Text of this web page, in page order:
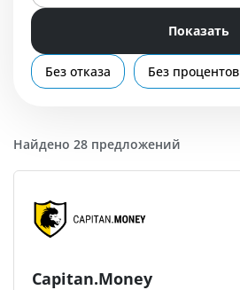
Показать
Без отказа Без процентов
Найдено 28 предложений
Capitan.Money